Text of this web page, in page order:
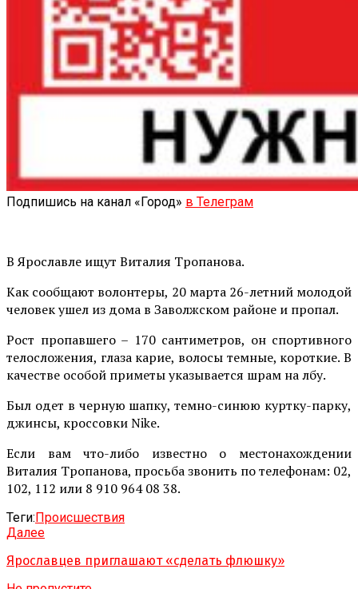
Подпишись на канал «Город» в Телеграм
В Ярославле ищут Виталия Тропанова.
Как сообщают волонтеры, 20 марта 26-летний молодой
человек ушел из дома в Заволжском районе и пропал.
Рост пропавшего – 170 сантиметров, он спортивного
телосложения, глаза карие, волосы темные, короткие. В
качестве особой приметы указывается шрам на лбу.
Был одет в черную шапку, темно-синюю куртку-парку,
джинсы, кроссовки Nike.
Если вам что-либо известно о местонахождении
Виталия Тропанова, просьба звонить по телефонам: 02,
102, 112 или 8 910 964 08 38.
Теги:Происшествия
Далее
Ярославцев приглашают «сделать флюшку»